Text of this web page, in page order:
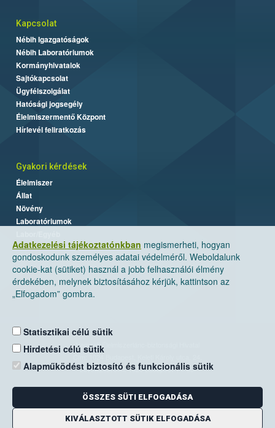
Adatkezelési tájékoztatónkban megismerheti, hogyan
gondoskodunk személyes adatai védelméről. Weboldalunk
cookie-kat (sütiket) használ a jobb felhasználói élmény
érdekében, melynek biztosításához kérjük, kattintson az
„Elfogadom” gombra.
Statisztikai célú sütik
Hirdetési célú sütik
Alapműködést biztosító és funkcionális sütik
ÖSSZES SÜTI ELFOGADÁSA
KIVÁLASZTOTT SÜTIK ELFOGADÁSA
Kapcsolat
Nébih Igazgatóságok
Nébih Laboratóriumok
Kormányhivatalok
Sajtókapcsolat
Ügyfélszolgálat
Hatósági jogsegély
Élelmiszermentő Központ
Hírlevél feliratkozás
Gyakori kérdések
Élelmiszer
Állat
Növény
Laboratóriumok
Nemzeti Élelmiszerlánc-biztonsági Hivatal
Levelezési cím: 1525 Budapest. Pf. 30.
E-mail:ugyfelszolgalat@nebih.gov.hu
Zöld szám: 06-80/263-244